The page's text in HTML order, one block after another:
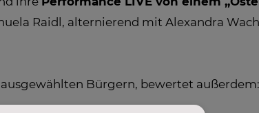
Raidl, alternierend mit Alexandra
Bürgern, bewertet außerdem: